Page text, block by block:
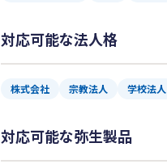
対応可能な法人格
株式会社 宗教法人 学校法人
対応可能な弥生製品